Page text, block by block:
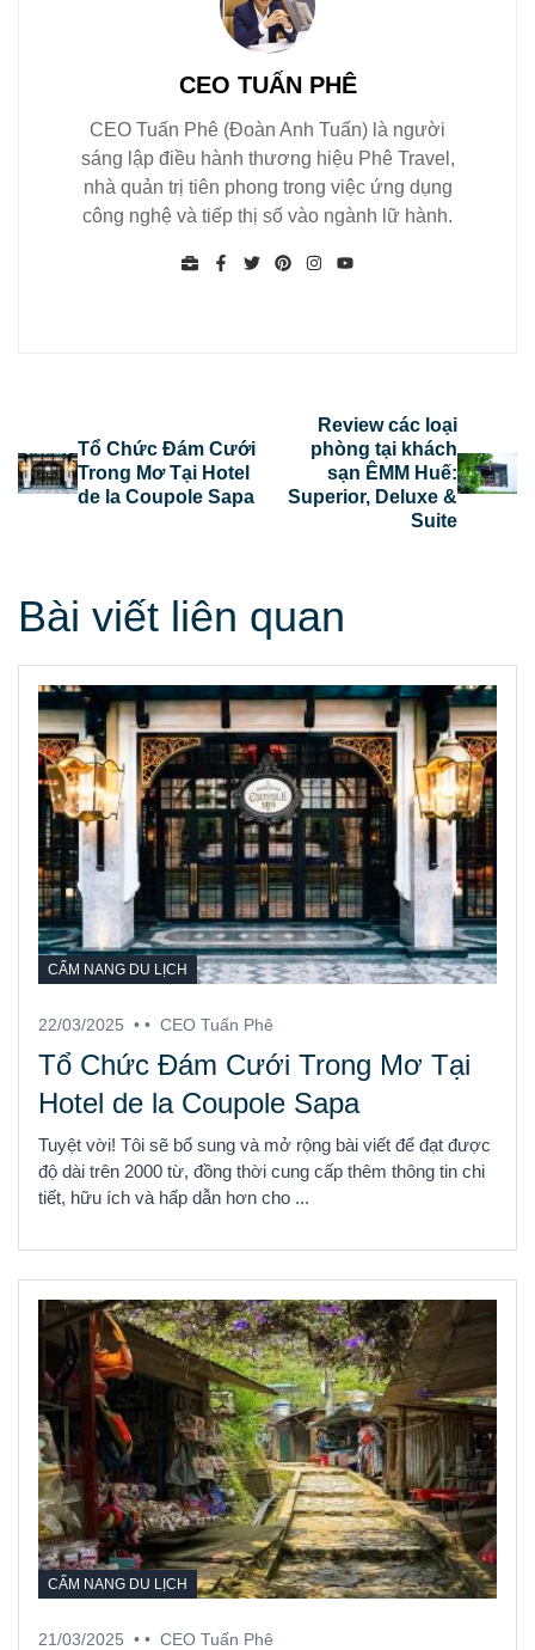
CEO TUẤN PHÊ
CEO Tuấn Phê (Đoàn Anh Tuấn) là người
sáng lập điều hành thương hiệu Phê Travel,
nhà quản trị tiên phong trong việc ứng dụng
công nghệ và tiếp thị số vào ngành lữ hành.
Tổ Chức Đám Cưới
Trong Mơ Tại Hotel
de la Coupole Sapa
Review các loại
phòng tại khách
sạn ÊMM Huế:
Superior, Deluxe &
Suite
Bài viết liên quan
CẨM NANG DU LỊCH
22/03/2025 • • CEO Tuấn Phê
Tổ Chức Đám Cưới Trong Mơ Tại
Hotel de la Coupole Sapa
Tuyệt vời! Tôi sẽ bổ sung và mở rộng bài viết để đạt được
độ dài trên 2000 từ, đồng thời cung cấp thêm thông tin chi
tiết, hữu ích và hấp dẫn hơn cho ...
CẨM NANG DU LỊCH
21/03/2025 • • CEO Tuấn Phê